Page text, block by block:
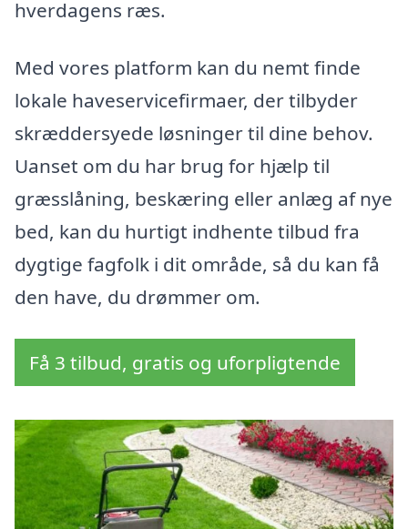
hverdagens ræs.
Med vores platform kan du nemt finde
lokale haveservicefirmaer, der tilbyder
skræddersyede løsninger til dine behov.
Uanset om du har brug for hjælp til
græsslåning, beskæring eller anlæg af nye
bed, kan du hurtigt indhente tilbud fra
dygtige fagfolk i dit område, så du kan få
den have, du drømmer om.
Få 3 tilbud, gratis og uforpligtende